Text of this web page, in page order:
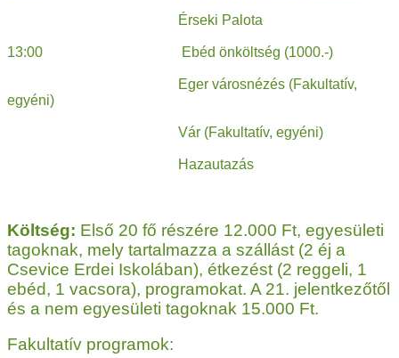
Érseki Palota
13:00 Ebéd önköltség (1000.-)
Eger városnézés (Fakultatív,
egyéni)
Vár (Fakultatív, egyéni)
Hazautazás
Költség: Első 20 fő részére 12.000 Ft, egyesületi
tagoknak, mely tartalmazza a szállást (2 éj a
Csevice Erdei Iskolában), étkezést (2 reggeli, 1
ebéd, 1 vacsora), programokat. A 21. jelentkezőtől
és a nem egyesületi tagoknak 15.000 Ft.
Fakultatív programok: